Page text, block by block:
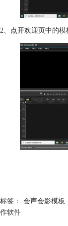
2、点开欢迎页中的模
标签： 会声会影模板
作软件